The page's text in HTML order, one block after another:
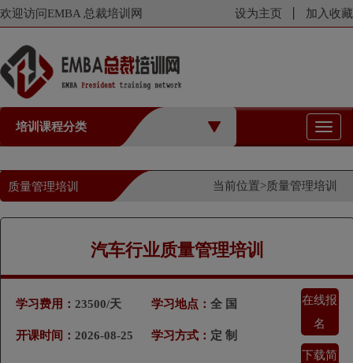
欢迎访问EMBA 总裁培训网 设为主页 加入收藏
培训课程分类
切
换
航
质量管理培训 当前位置>质量管理培训
汽车行业质量管理培训
学习费用： 23500/天
开课时间： 2026-08-25
学习地点： 全 国
学习方式： 定 制
在线报
名
下载简